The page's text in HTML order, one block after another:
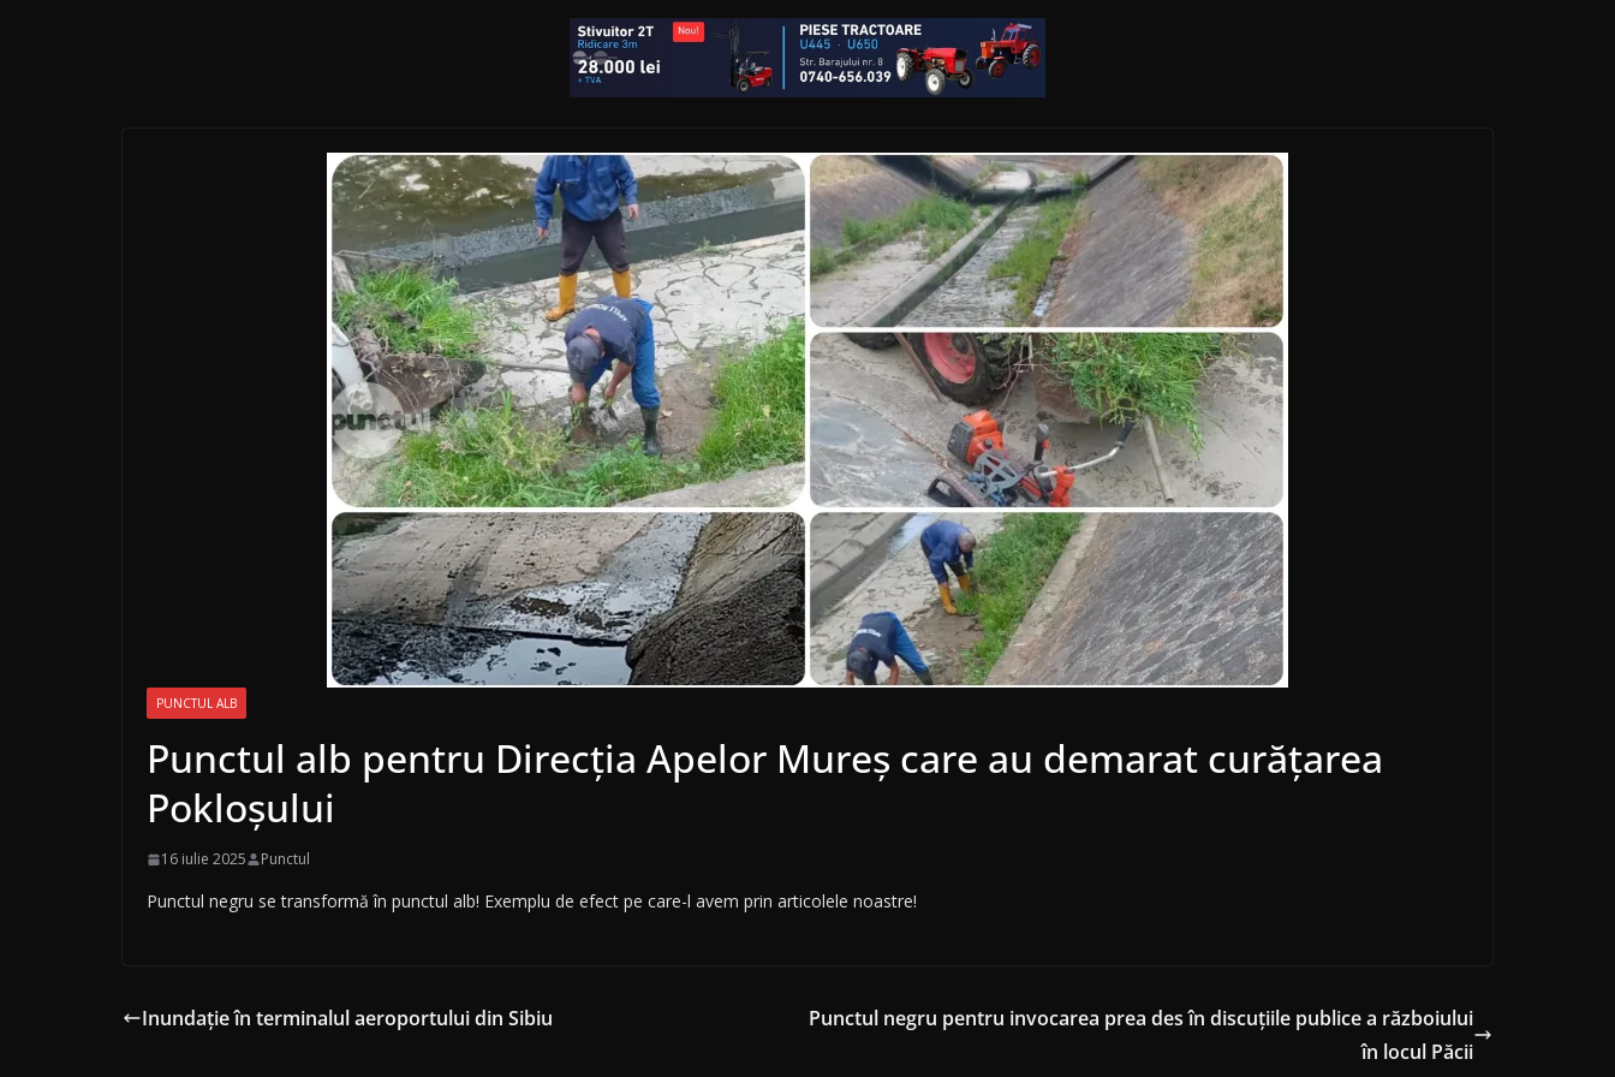
PUNCTUL ALB
Punctul alb pentru Direcția Apelor Mureș care au demarat curățarea
Pokloșului
16 iulie 2025 Punctul
Punctul negru se transformă în punctul alb! Exemplu de efect pe care-l avem prin articolele noastre!
Inundație în terminalul aeroportului din Sibiu
Punctul negru pentru invocarea prea des în discuțiile publice a războiului
în locul Păcii